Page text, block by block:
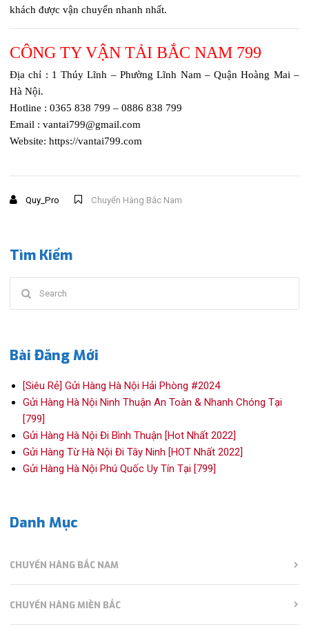
khách được vận chuyển nhanh nhất.
CÔNG TY VẬN TẢI BẮC NAM 799
Địa chỉ : 1 Thúy Lĩnh – Phường Lĩnh Nam – Quận Hoàng Mai –
Hà Nội.
Hotline : 0365 838 799 – 0886 838 799
Email : vantai799@gmail.com
Website: https://vantai799.com
Quy_Pro Chuyển Hàng Bắc Nam
Tìm Kiếm
for:
Bài Đăng Mới
[Siêu Rẻ] Gửi Hàng Hà Nội Hải Phòng #2024
Gửi Hàng Hà Nội Ninh Thuận An Toàn & Nhanh Chóng Tại
[799]
Gửi Hàng Hà Nội Đi Bình Thuận [Hot Nhất 2022]
Gửi Hàng Từ Hà Nội Đi Tây Ninh [HOT Nhất 2022]
Gửi Hàng Hà Nội Phú Quốc Uy Tín Tại [799]
Danh Mục
CHUYỂN HÀNG BẮC NAM
CHUYỂN HÀNG MIỀN BẮC